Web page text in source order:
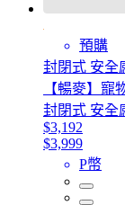
預購
封閉式 安全
【暢麥】寵
封閉式 安全
$3,192
$3,999
P幣